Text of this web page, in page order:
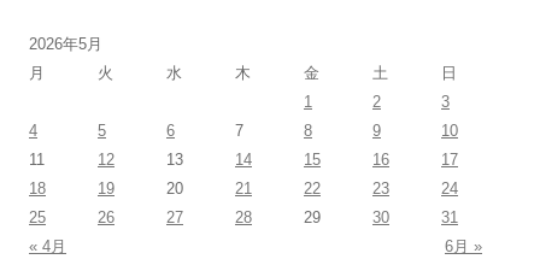
2026年5月
月
火 水 木 金 土
日
1
2
3
4
5 6 7 8 9
10
11
12 13 14 15 16
17
18
19 20 21 22 23
24
25
26 27 28 29 30
31
« 4月
6月 »